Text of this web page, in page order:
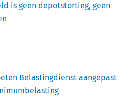
is geen depotstorting, geen
Belastingdienst aangepast